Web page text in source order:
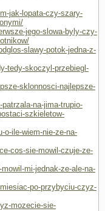
jak-lopata-czy-szary-
jego-slowa-byly-czy-
slawy-potok-jedna-z-
tedy-skoczyl-przebiegl-
sklonnosci-najlepsze-
na-jima-trupio-
szkieletow-
o-ile-wiem-nie-ze-na-
cos-sie-mowil-czuje-ze-
mi-jednak-ze-ale-na-
po-przybyciu-czyz-
mozecie-sie-